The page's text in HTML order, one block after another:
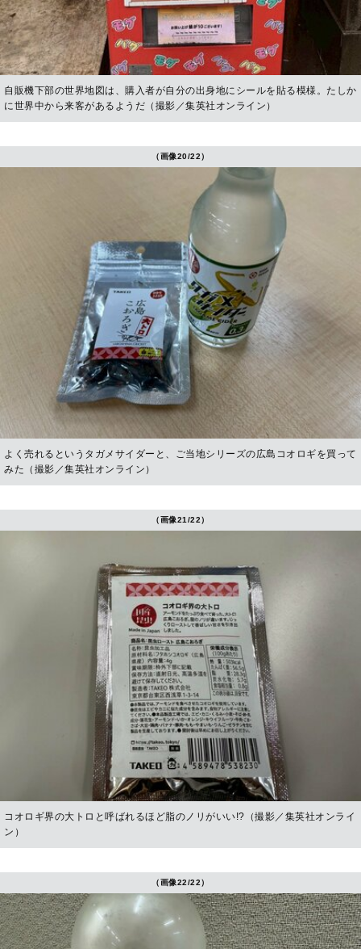
自販機下部の世界地図は、購入者が自分の出身地にシールを貼る模様。たしか
に世界中から来客があるようだ（撮影／集英社オンライン）
（画像20/22）
よく売れるというタガメサイダーと、ご当地シリーズの広島コオロギを買って
みた（撮影／集英社オンライン）
（画像21/22）
コオロギ界の大トロと呼ばれるほど脂のノリがいい!?（撮影／集英社オンライ
ン）
（画像22/22）